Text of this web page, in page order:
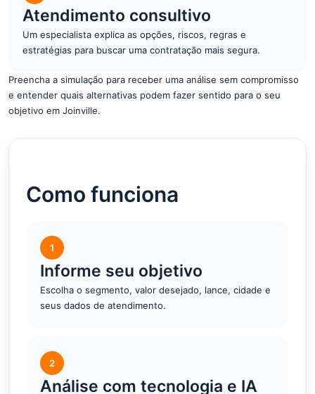
Atendimento consultivo
Um especialista explica as opções, riscos, regras e
estratégias para buscar uma contratação mais segura.
Preencha a simulação para receber uma análise sem compromisso
e entender quais alternativas podem fazer sentido para o seu
objetivo em Joinville.
Como funciona
1
Informe seu objetivo
Escolha o segmento, valor desejado, lance, cidade e
seus dados de atendimento.
2
Análise com tecnologia e IA